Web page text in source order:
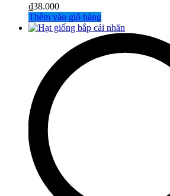
₫38.000
Thêm vào giỏ hàng